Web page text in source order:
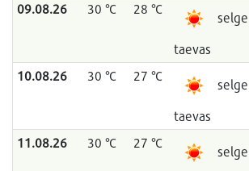
09.08.26 30 °C 28 °C
selge
taevas
10.08.26 30 °C 27 °C
selge
taevas
11.08.26 30 °C 27 °C
selge